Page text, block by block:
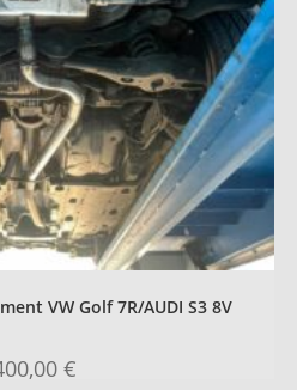
VW Golf 7R/AUDI S3 8V
€